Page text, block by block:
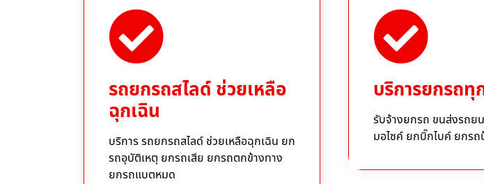
รถยกรถสไลด์ ช่วยเหลือ
ฉุกเฉิน
บริการ รถยกรถสไลด์ ช่วยเหลือฉุกเฉิน ยก
รถอุบัติเหตุ ยกรถเสีย ยกรถตกข้างทาง
ยกรถแบตหมด
บริการยกรถ
รับจ้างยกรถ ขนส่งรถย
มอไซค์ ยกบิ๊กไบค์ ยกร